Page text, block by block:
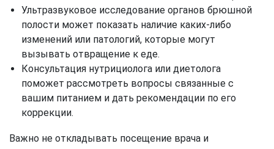
Ультразвуковое исследование органов брюшной
полости может показать наличие каких-либо
изменений или патологий, которые могут
вызывать отвращение к еде.
Консультация нутрициолога или диетолога
поможет рассмотреть вопросы связанные с
вашим питанием и дать рекомендации по его
коррекции.
Важно не откладывать посещение врача и